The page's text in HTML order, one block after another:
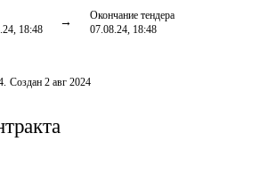
18:48
Окончание тендера
07.08.24, 18:48
. Создан 2 авг 2024